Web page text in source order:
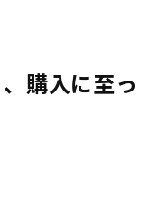
購入に至っ